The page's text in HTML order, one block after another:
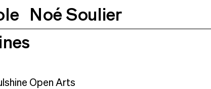
Noé Soulier
Open Arts